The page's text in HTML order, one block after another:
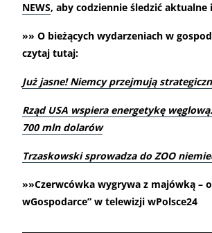
NEWS, aby codziennie śledzić aktualne
»» O bieżących wydarzeniach w
czytaj tutaj:
Już jasne! Niemcy przejmują
Rząd USA wspiera energetykę
700 mln dolarów
Trzaskowski sprowadza do ZOO
»»Czerwcówka wygrywa z majówką –
wGospodarce” w telewizji wPolsce24